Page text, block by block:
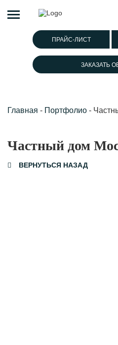
ПРАЙС-ЛИСТ
ЗАКАЗАТЬ
Главная - Портфолио -
Частный дом
ВЕРНУТЬСЯ НАЗАД